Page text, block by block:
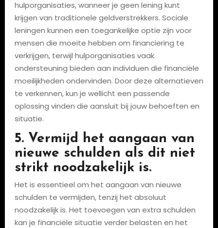
hulporganisaties, wanneer je geen lening kunt
krijgen van traditionele geldverstrekkers. Sociale
leningen kunnen een toegankelijke optie zijn voor
mensen die moeite hebben om financiering te
verkrijgen, terwijl hulporganisaties vaak
ondersteuning bieden aan individuen die financiële
moeilijkheden ondervinden. Door deze alternatieven
te verkennen, kun je wellicht een passende
oplossing vinden die aansluit bij jouw behoeften en
situatie.
5. Vermijd het aangaan van
nieuwe schulden als dit niet
strikt noodzakelijk is.
Het is essentieel om het aangaan van nieuwe
schulden te vermijden, tenzij het absoluut
noodzakelijk is. Het toevoegen van extra schulden
kan je financiële situatie verder belasten en het